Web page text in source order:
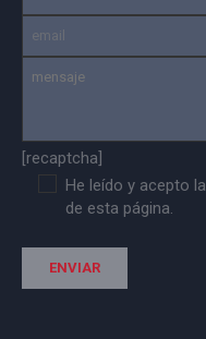
[recaptcha]
He leído y acepto la
de esta página.